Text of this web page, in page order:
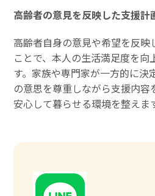
高齢者の意見を反映した支援計
高齢者自身の意見や希望を反映
ことで、本人の生活満足度を向
す。家族や専門家が一方的に決
の意思を尊重しながら支援内容
安心して暮らせる環境を整えま